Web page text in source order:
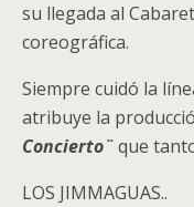
su llegada al
coreográfica.
Siempre cuidó la
atribuye la
Concierto¨que
LOS JIMMAGUAS..